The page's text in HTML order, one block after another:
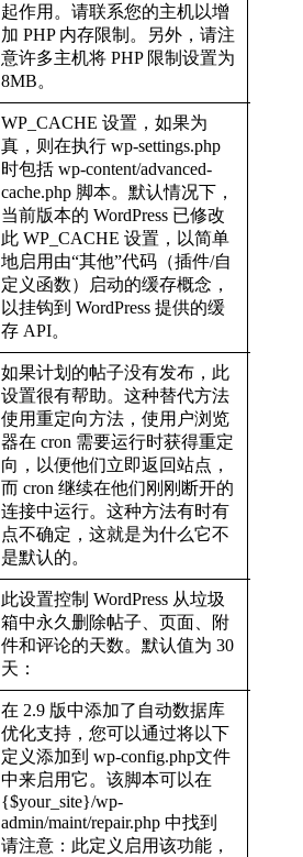
起作用。请联系您的主机以增
加 PHP 内存限制。另外，请注
意许多主机将 PHP 限制设置为
8MB。
WP_CACHE 设置，如果为
真，则在执行 wp-settings.php
时包括 wp-content/advanced-
cache.php 脚本。默认情况下，
当前版本的 WordPress 已修改
此 WP_CACHE 设置，以简单
地启用由“其他”代码（插件/自
定义函数）启动的缓存概念，
以挂钩到 WordPress 提供的缓
存 API。
如果计划的帖子没有发布，此
设置很有帮助。这种替代方法
使用重定向方法，使用户浏览
器在 cron 需要运行时获得重定
向，以便他们立即返回站点，
而 cron 继续在他们刚刚断开的
连接中运行。这种方法有时有
点不确定，这就是为什么它不
是默认的。
此设置控制 WordPress 从垃圾
箱中永久删除帖子、页面、附
件和评论的天数。默认值为 30
天：
在 2.9 版中添加了自动数据库
优化支持，您可以通过将以下
定义添加到 wp-config.php文件
中来启用它。该脚本可以在
{$your_site}/wp-
admin/maint/repair.php 中找到
请注意：此定义启用该功能，